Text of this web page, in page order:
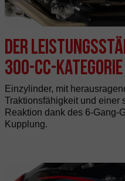
Der
300-cc-Kategorie
Einzylinder, mit
Traktionsfähigkeit und einer
Reaktion dank des 6-Gang-
Kupplung.